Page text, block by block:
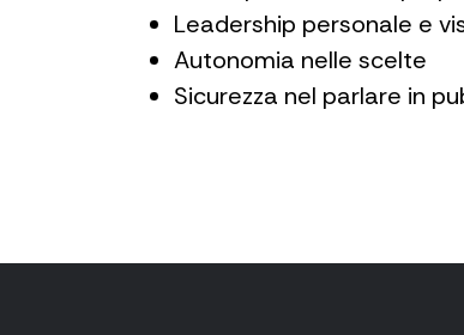
Leadership personale e
Autonomia nelle scelte
Sicurezza nel parlare in